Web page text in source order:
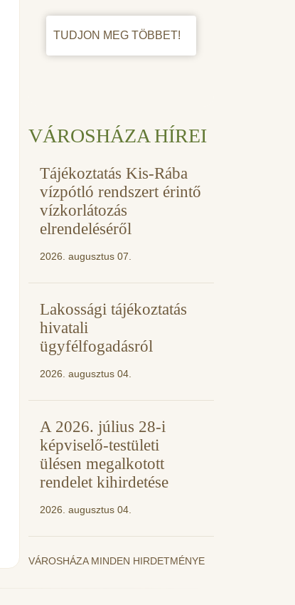
TUDJON MEG TÖBBET!
VÁROSHÁZA HÍREI
Tájékoztatás Kis-Rába
vízpótló rendszert érintő
vízkorlátozás
elrendeléséről
2026. augusztus 07.
Lakossági tájékoztatás
hivatali
ügyfélfogadásról
2026. augusztus 04.
A 2026. július 28-i
képviselő-testületi
ülésen megalkotott
rendelet kihirdetése
2026. augusztus 04.
VÁROSHÁZA MINDEN HIRDETMÉNYE